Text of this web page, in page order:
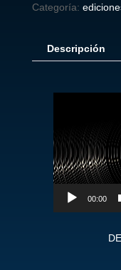
Categoría:
Descripción
00:00